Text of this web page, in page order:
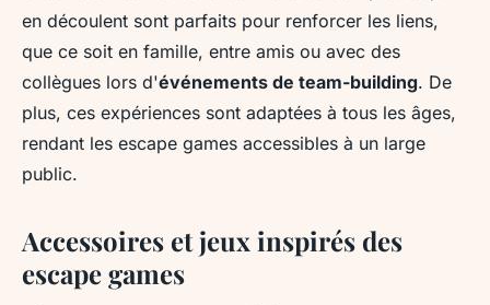
en découlent sont parfaits pour renforcer les liens,
que ce soit en famille, entre amis ou avec des
collègues lors d'événements de team-building. De
plus, ces expériences sont adaptées à tous les âges,
rendant les escape games accessibles à un large
public.
Accessoires et jeux inspirés des
escape games